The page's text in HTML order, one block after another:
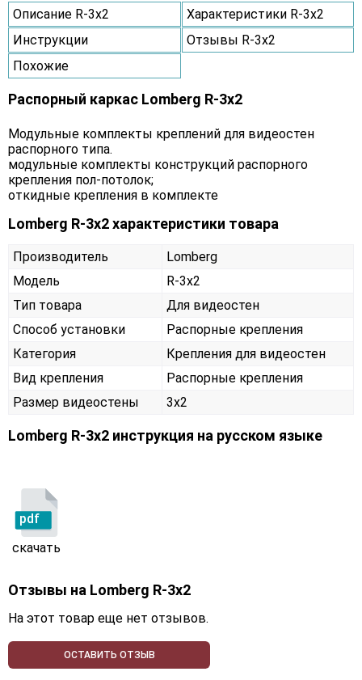
Описание R-3х2
Характеристики R-3х2
Инструкции
Отзывы R-3х2
Похожие
Распорный каркас Lomberg R-3х2
Модульные комплекты креплений для видеостен
распорного типа.
модульные комплекты конструкций распорного
крепления пол-потолок;
откидные крепления в комплекте
Lomberg R-3х2 характеристики товара
Производитель
Lomberg
Модель
R-3х2
Тип товара
Для видеостен
Способ установки
Распорные крепления
Категория
Крепления для видеостен
Вид крепления
Распорные крепления
Размер видеостены
3x2
Lomberg R-3х2 инструкция на русском языке
pdf
скачать
Отзывы на Lomberg R-3х2
На этот товар еще нет отзывов.
ОСТАВИТЬ ОТЗЫВ